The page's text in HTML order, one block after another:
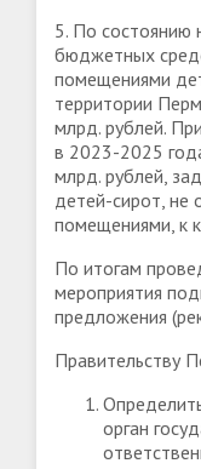
5. По состоянию
бюджетных
помещениями
территории
млрд. рублей.
в 2023-2025
млрд. рублей,
детей-сирот, не
помещениями, к
По итогам
мероприятия
предложения
Правительству
орган